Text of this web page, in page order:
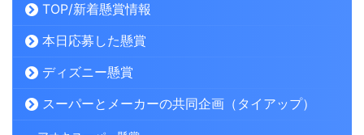
TOP/新着懸賞情報
本日応募した懸賞
ディズニー懸賞
スーパーとメーカーの共同企画（タイアップ）